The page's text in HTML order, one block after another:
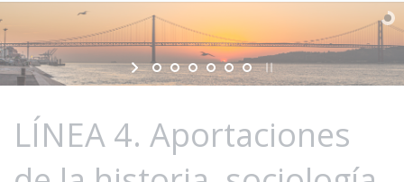
LÍNEA 4. Aportaciones